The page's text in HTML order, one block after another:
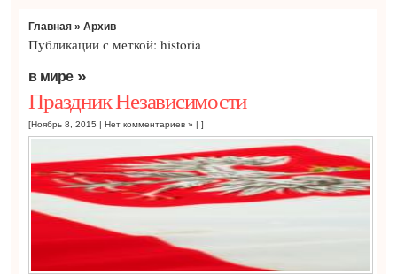
Главная » Архив
Публикации с меткой: historia
в мире»
Праздник Независимости
[Ноябрь 8, 2015 |Нет комментариев » | ]